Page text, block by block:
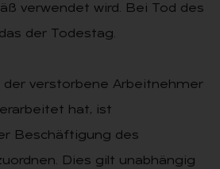
verwendet wird. Bei Tod des
der Todestag.
verstorbene Arbeitnehmer
hat, ist
Beschäftigung des
Dies gilt unabhängig